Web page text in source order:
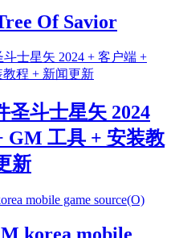
Of Savior
圣斗士星矢 2024
GM 工具 + 安装教
新
korea mobile